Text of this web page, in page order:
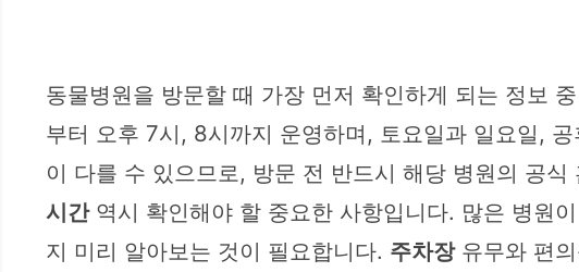
동물병원을 방문할 때 가장 먼저 확인하게 되는 정보
부터 오후 7시, 8시까지 운영하며, 토요일과 일요일,
이 다를 수 있으므로, 방문 전 반드시 해당 병원의 공
시간역시 확인해야 할 중요한 사항입니다. 많은 병원
지 미리 알아보는 것이 필요합니다. 주차장유무와 편의